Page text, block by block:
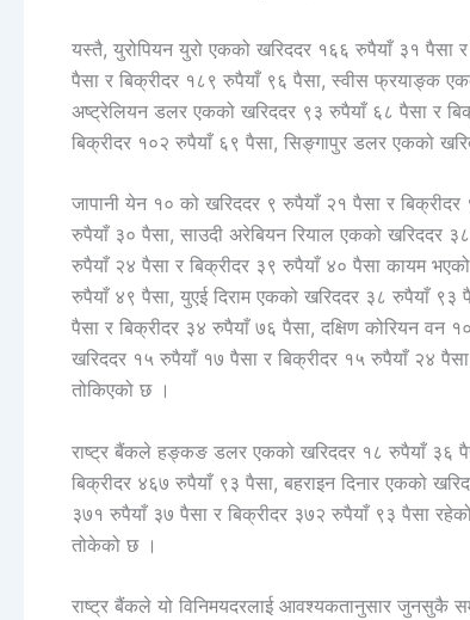
यस्तै, युरोपियन युरो एकको खरिददर १६६ रुपैयाँ ३१
पैसा र बिक्रीदर १८९ रुपैयाँ ९६ पैसा, स्वीस फ्रयाङ्क
अष्ट्रेलियन डलर एकको खरिददर ९३ रुपैयाँ ६८ पैसा र
बिक्रीदर १०२ रुपैयाँ ६९ पैसा, सिङ्गापुर डलर एकको
जापानी येन १० को खरिददर ९ रुपैयाँ २१ पैसा र
रुपैयाँ ३० पैसा, साउदी अरेबियन रियाल एकको खरिददर
रुपैयाँ २४ पैसा र बिक्रीदर ३९ रुपैयाँ ४० पैसा कायम
रुपैयाँ ४९ पैसा, युएई दिराम एकको खरिददर ३८ रुपैयाँ
पैसा र बिक्रीदर ३४ रुपैयाँ ७६ पैसा, दक्षिण कोरियन वन
खरिददर १५ रुपैयाँ १७ पैसा र बिक्रीदर १५ रुपैयाँ २४
तोकिएको छ ।
राष्ट्र बैंकले हङ्कङ डलर एकको खरिददर १८ रुपैयाँ ३६
बिक्रीदर ४६७ रुपैयाँ ९३ पैसा, बहराइन दिनार एकको
३७१ रुपैयाँ ३७ पैसा र बिक्रीदर ३७२ रुपैयाँ ९३ पैसा
तोकेको छ ।
राष्ट्र बैंकले यो विनिमयदरलाई आवश्यकतानुसार जुनसुकै